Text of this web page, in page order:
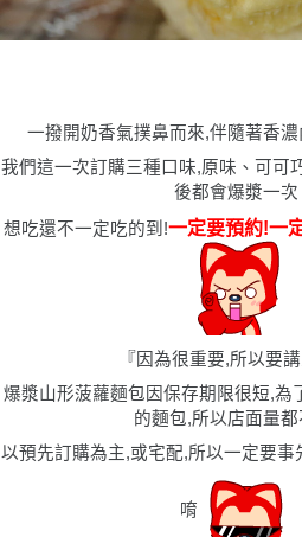
一撥開奶香氣撲鼻而來,伴隨著香
我們這一次訂購三種口味,原味、可可
後都會爆漿一次
想吃還不一定吃的到!一定要預約!一
『因為很重要,所以要講
爆漿山形菠蘿麵包因保存期限很短,為
的麵包,所以店面量都
以預先訂購為主,或宅配,所以一定要事
唷